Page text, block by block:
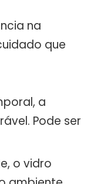
na
que
a
Pode ser
o vidro